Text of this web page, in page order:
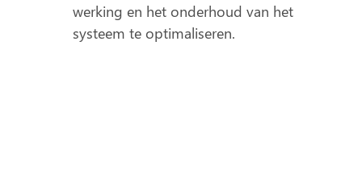
werking en het onderhoud van het
systeem te optimaliseren.